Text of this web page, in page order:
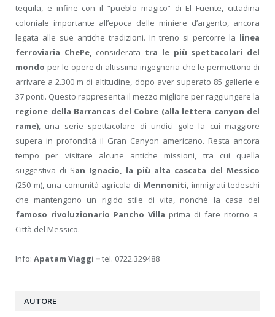
tequila, e infine con il “pueblo magico” di El Fuente, cittadina
coloniale importante all’epoca delle miniere d’argento, ancora
legata alle sue antiche tradizioni. In treno si percorre la linea
ferroviaria ChePe, considerata tra le più spettacolari del
mondo per le opere di altissima ingegneria che le permettono di
arrivare a 2.300 m di altitudine, dopo aver superato 85 gallerie e
37 ponti. Questo rappresenta il mezzo migliore per raggiungere la
regione della Barrancas del Cobre (alla lettera canyon del
rame) , una serie spettacolare di undici gole la cui maggiore
supera in profondità il Gran Canyon americano. Resta ancora
tempo per visitare alcune antiche missioni, tra cui quella
suggestiva di San Ignacio, la più alta cascata del Messico
(250 m), una comunità agricola di Mennoniti , immigrati tedeschi
che mantengono un rigido stile di vita, nonché la casa del
famoso rivoluzionario Pancho Villa prima di fare ritorno a
Città del Messico.
Info: Apatam Viaggi −tel. 0722.329488
AUTORE